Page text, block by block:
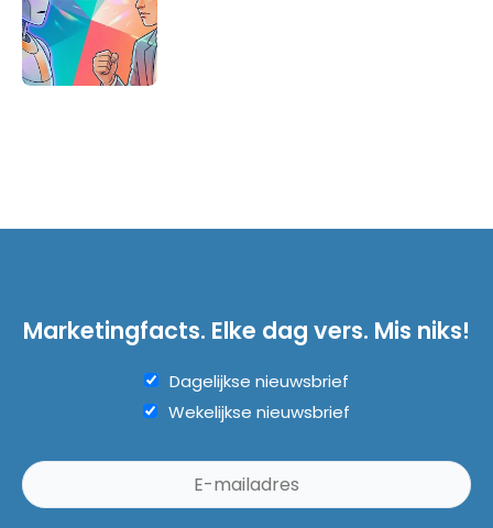
Marketingfacts. Elke dag vers. Mis niks!
Dagelijkse nieuwsbrief
Wekelijkse nieuwsbrief